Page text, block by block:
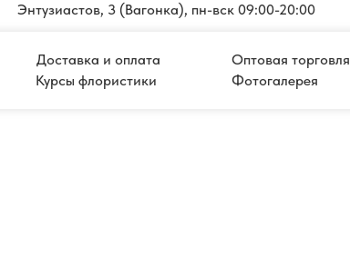
Доставка и оплата
Курсы флористики
Оптовая торговля
Фотогалерея
Энтузиастов, 3 (Вагонка), пн-вск 09:00-20:00